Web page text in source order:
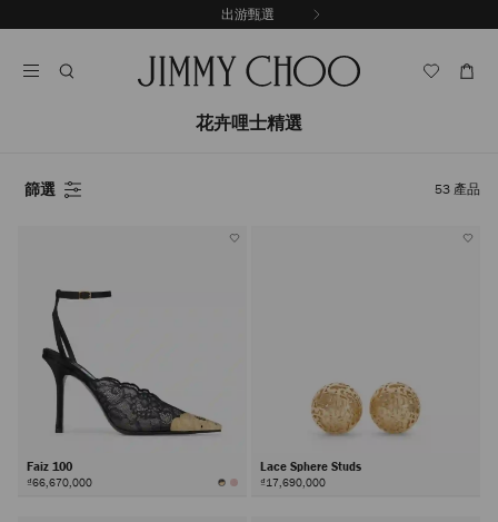
至
出游甄選
花卉哩士精選
篩選 53 產品
Faiz 100
₫66,670,000
Lace Sphere Studs
₫17,690,000